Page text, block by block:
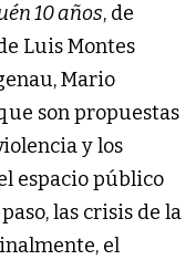
10 años, de
Luis Montes
Mario
son propuestas
y los
espacio público
las crisis de la
el